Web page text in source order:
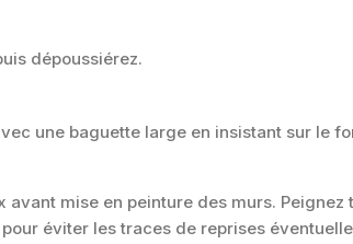
dépoussiérez.
une baguette large en insistant sur le
mise en peinture des murs.
éviter les traces de reprises